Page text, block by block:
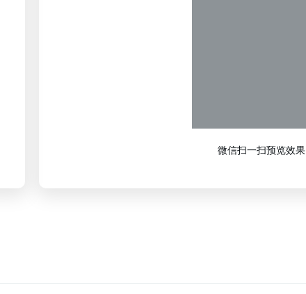
微信扫一扫预览效果